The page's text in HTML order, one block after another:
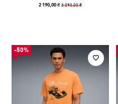
2 190,00 ₴3 090,00 ₴
-50%